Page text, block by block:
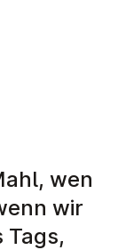
wen
wir
Tags,